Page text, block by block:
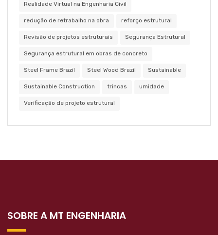
Realidade Virtual na Engenharia Civil
redução de retrabalho na obra reforço estrutural
Revisão de projetos estruturais Segurança Estrutural
Segurança estrutural em obras de concreto
Steel Frame Brazil Steel Wood Brazil Sustainable
Sustainable Construction trincas umidade
Verificação de projeto estrutural
SOBRE A MT ENGENHARIA